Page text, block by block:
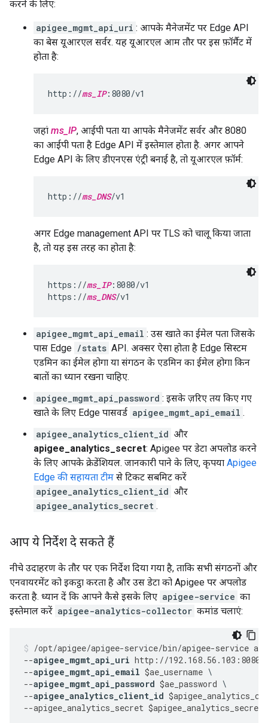
करने के लिए:
apigee_mgmt_api_uri : आपके मैनेजमेंट पर Edge API
का बेस यूआरएल सर्वर. यह यूआरएल आम तौर पर इस फ़ॉर्मैट में
होता है:
http://ms_IP:8080/v1
जहां ms_IP, आईपी पता या आपके मैनेजमेंट सर्वर और 8080
का आईपी पता है Edge API में इस्तेमाल होता है. अगर आपने
Edge API के लिए डीएनएस एंट्री बनाई है, तो यूआरएल फ़ॉर्म:
http://ms_DNS/v1
अगर Edge management API पर TLS को चालू किया जाता
है, तो यह इस तरह का होता है:
https://ms_IP:8080/v1
https://ms_DNS/v1
apigee_mgmt_api_email : उस खाते का ईमेल पता जिसके
पास Edge /stats API. अक्सर ऐसा होता है Edge सिस्टम
एडमिन का ईमेल होगा या संगठन के एडमिन का ईमेल होगा किन
बातों का ध्यान रखना चाहिए.
apigee_mgmt_api_password : इसके ज़रिए तय किए गए
खाते के लिए Edge पासवर्ड apigee_mgmt_api_email .
apigee_analytics_client_id और
apigee_analytics_secret: Apigee पर डेटा अपलोड करने
के लिए आपके क्रेडेंशियल. जानकारी पाने के लिए, कृपया Apigee
Edge की सहायता टीम से टिकट सबमिट करें
apigee_analytics_client_id और
apigee_analytics_secret .
आप ये निर्देश दे सकते हैं
नीचे उदाहरण के तौर पर एक निर्देश दिया गया है, ताकि सभी संगठनों और
एनवायरमेंट को इकट्ठा करता है और उस डेटा को Apigee पर अपलोड
करता है. ध्यान दें कि आपने कैसे इसके लिए apigee-service का
इस्तेमाल करें apigee-analytics-collector कमांड चलाएं:
/opt/apigee/apigee-service/bin/apigee-service
--apigee_mgmt_api_uri http : //192.168. 56.103 : 8080
--apigee_mgmt_api_email $ae_username
--apigee_mgmt_api_password $ae_password
--apigee_analytics_client_id $
--apigee_analytics_secret $apigee_analytics_secret